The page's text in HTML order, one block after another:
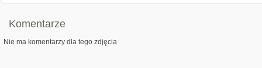
Komentarze
Nie ma komentarzy dla tego zdjęcia